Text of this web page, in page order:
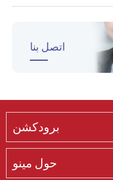
اتصل بنا
برودكشن
حول مينو